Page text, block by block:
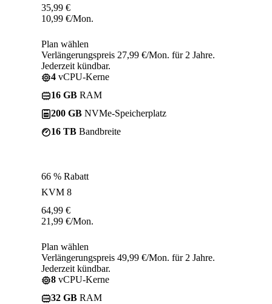
35,99 €
10,99 €/Mon.
Plan wählen
Verlängerungspreis 27,99 €/Mon. für 2 Jahre.
Jederzeit kündbar.
4 vCPU-Kerne
16 GB RAM
200 GB NVMe-Speicherplatz
16 TB Bandbreite
66 % Rabatt
KVM 8
64,99 €
21,99 €/Mon.
Plan wählen
Verlängerungspreis 49,99 €/Mon. für 2 Jahre.
Jederzeit kündbar.
8 vCPU-Kerne
32 GB RAM